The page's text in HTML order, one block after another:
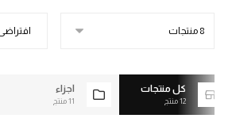
كل منتجات
12 منتج
أجزاء
11 منتج